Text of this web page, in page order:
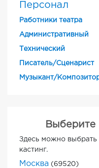
Персонал
Работники театра
Административный
Технический
Писатель/Сценарист
Музыкант/
Выберите
Здесь можно выбрать
кастинг.
Москва (69520)